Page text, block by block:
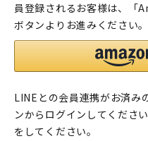
員登録されるお客様は、「
ボタンよりお進みください。
LINEとの会員連携がお済み
ンからログインしてくださ
をしてください。